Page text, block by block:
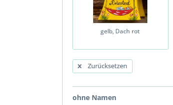
gelb, Dach rot
Zurücksetzen
ohne Namen